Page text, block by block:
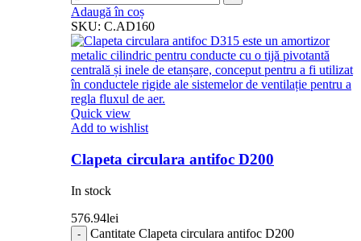
Adaugă în coș
SKU: C.AD160
Quick view
Add to wishlist
Clapeta circulara antifoc D200
In stock
576.94lei
Cantitate Clapeta circulara antifoc D200